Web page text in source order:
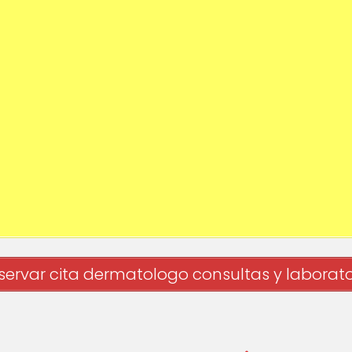
cita dermatologo consultas y